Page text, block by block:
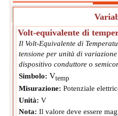
Volt-equivalente di
Il Volt-Equivalente di
tensione per unità di
dispositivo conduttore o
Simbolo: Vtemp
Misurazione: Potenziale
Unità: V
Nota: Il valore deve essere